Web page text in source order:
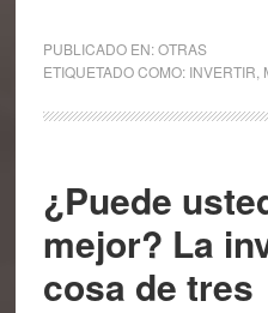
PUBLICADO EN:OTRAS
ETIQUETADO COMO: INVERTIR
¿Puede
mejor? La
cosa de tres